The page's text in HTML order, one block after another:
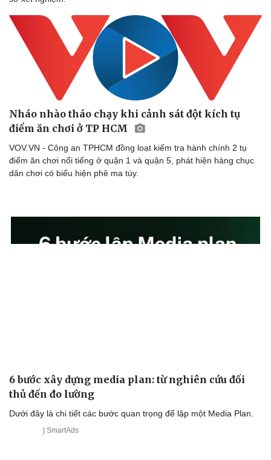
Văn hóa
Sân khấu - Điện ảnh
Văn học
Âm nhạc
Giải trí
Thời trang
Nháo nhào tháo chạy khi cảnh sát đột kích tụ
điểm ăn chơi ở TP HCM
VOV.VN - Công an TPHCM đồng loạt kiểm tra hành chính 2 tụ
điểm ăn chơi nổi tiếng ở quận 1 và quận 5, phát hiện hàng chục
dân chơi có biểu hiện phê ma túy.
6 bước xây dựng media plan: từ nghiên cứu đối
thủ đến đo lường
Dưới đây là chi tiết các bước quan trọng để lập một Media Plan.
| SmartAds